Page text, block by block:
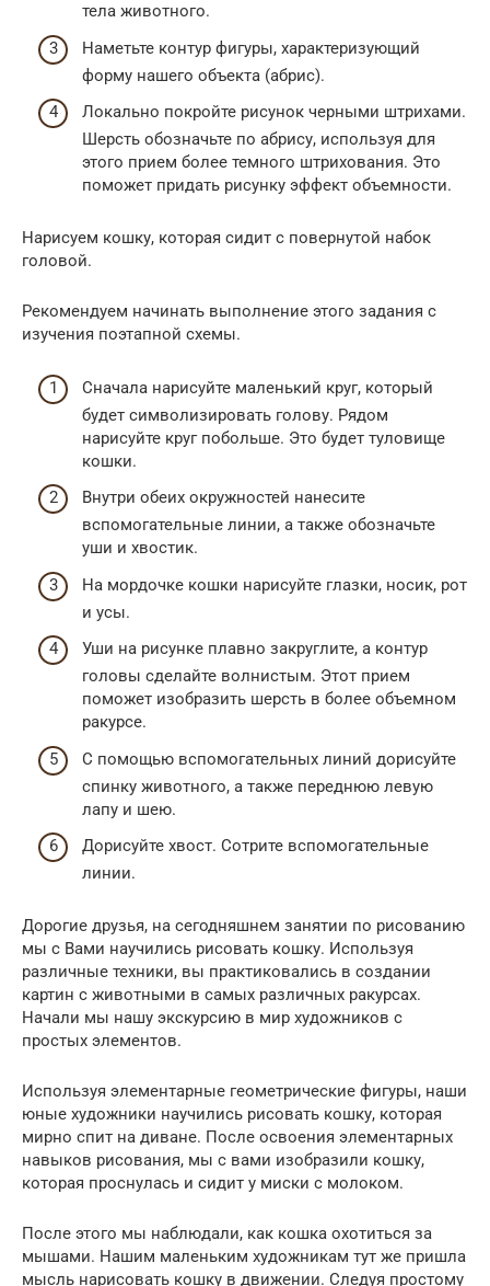
тела животного.
Наметьте контур фигуры, характеризующий
форму нашего объекта (абрис).
Локально покройте рисунок черными штрихами.
Шерсть обозначьте по абрису, используя для
этого прием более темного штрихования. Это
поможет придать рисунку эффект объемности.
Нарисуем кошку, которая сидит с повернутой набок
головой.
Рекомендуем начинать выполнение этого задания с
изучения поэтапной схемы.
Сначала нарисуйте маленький круг, который
будет символизировать голову. Рядом
нарисуйте круг побольше. Это будет туловище
кошки.
Внутри обеих окружностей нанесите
вспомогательные линии, а также обозначьте
уши и хвостик.
На мордочке кошки нарисуйте глазки, носик, рот
и усы.
Уши на рисунке плавно закруглите, а контур
головы сделайте волнистым. Этот прием
поможет изобразить шерсть в более объемном
ракурсе.
С помощью вспомогательных линий дорисуйте
спинку животного, а также переднюю левую
лапу и шею.
Дорисуйте хвост. Сотрите вспомогательные
линии.
Дорогие друзья, на сегодняшнем занятии по рисованию
мы с Вами научились рисовать кошку. Используя
различные техники, вы практиковались в создании
картин с животными в самых различных ракурсах.
Начали мы нашу экскурсию в мир художников с
простых элементов.
Используя элементарные геометрические фигуры, наши
юные художники научились рисовать кошку, которая
мирно спит на диване. После освоения элементарных
навыков рисования, мы с вами изобразили кошку,
которая проснулась и сидит у миски с молоком.
После этого мы наблюдали, как кошка охотиться за
мышами. Нашим маленьким художникам тут же пришла
мысль нарисовать кошку в движении. Следуя простому